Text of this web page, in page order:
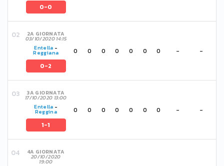
0-0
2A GIORNATA
03/10/2020 14:15
Entella -
Reggiana
0-2
0 0 0 0 0 0 0 - -
3A GIORNATA
17/10/2020 13:00
Entella -
Reggina
1-1
0 0 0 0 0 0 0 - -
4A GIORNATA
20/10/2020
19:00